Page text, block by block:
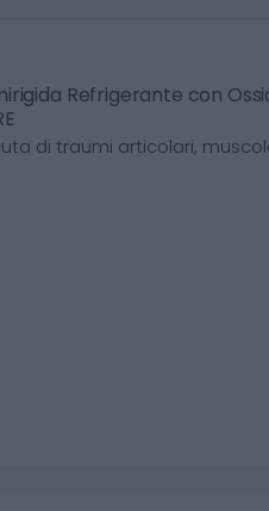
Refrigerante con
di traumi articolari,